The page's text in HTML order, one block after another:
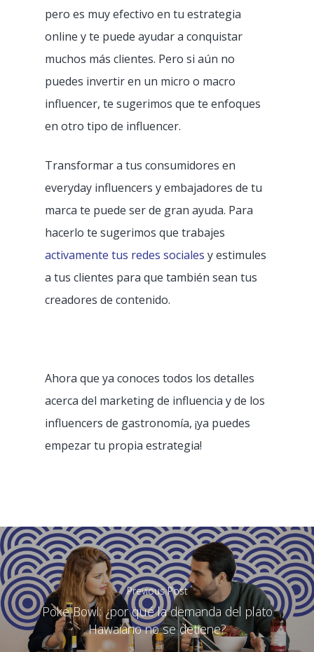
pero es muy efectivo en tu estrategia
online y te puede ayudar a conquistar
muchos más clientes. Pero si aún no
puedes invertir en un micro o macro
influencer, te sugerimos que te enfoques
en otro tipo de influencer.
Transformar a tus consumidores en
everyday influencers y embajadores de tu
marca te puede ser de gran ayuda. Para
hacerlo te sugerimos que trabajes
activamente tus redes sociales y estimules
a tus clientes para que también sean tus
creadores de contenido.
Ahora que ya conoces todos los detalles
acerca del marketing de influencia y de los
influencers de gastronomía, ¡ya puedes
empezar tu propia estrategia!
Previous Post
Poke Bowl: ¿por qué la demanda del plato
Hawaiano no se detiene?